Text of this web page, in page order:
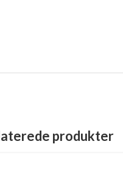
produkter